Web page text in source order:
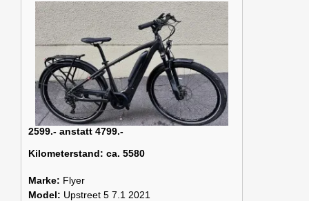
2599.- anstatt 4799.-
Kilometerstand: ca. 5580
Marke: Flyer
Model: Upstreet 5 7.1 2021